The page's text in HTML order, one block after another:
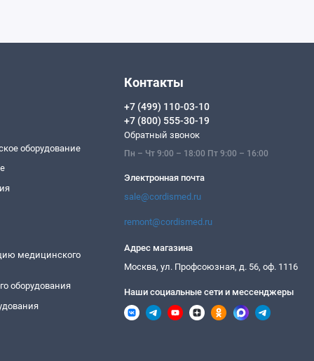
оборудование
медицинского
оборудования
Контакты
+7 (499) 110-03-10
+7 (800) 555-30-19
Обратный звонок
Пн – Чт 9:00 – 18:00 Пт 9:00 – 16:00
Электронная почта
sale@cordismed.ru
remont@cordismed.ru
Адрес магазина
Москва, ул. Профсоюзная, д. 56, оф. 1116
Наши социальные сети и мессенджеры